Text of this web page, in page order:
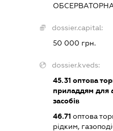
dossier.capital:
50 000 грн.
dossier.kveds:
45.31 оптова
приладдям для
засобів
46.71 оптова
рідким,